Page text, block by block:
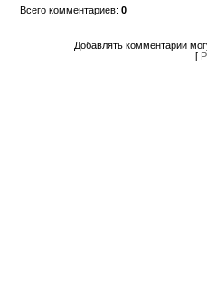
Всего комментариев: 0
Добавлять комментарии
[